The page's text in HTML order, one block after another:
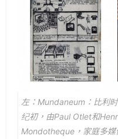
左：Mundaneum：比利
纪初，由Paul Otlet和
Mondotheque，家庭多媒